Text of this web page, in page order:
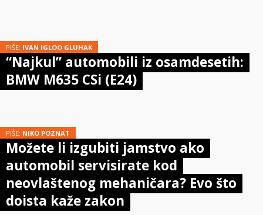
PIŠE: IVAN IGLOO GLUHAK
“Najkul” automobili iz osamdesetih:
BMW M635 CSi (E24)
PIŠE: NIKO POZNAT
Možete li izgubiti jamstvo ako
automobil servisirate kod
neovlaštenog mehaničara? Evo što
doista kaže zakon